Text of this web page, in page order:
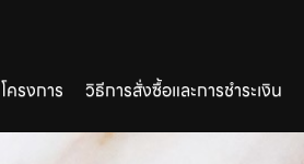
โครงการ วิธีการสั่งซื้อและการชำระเงิน